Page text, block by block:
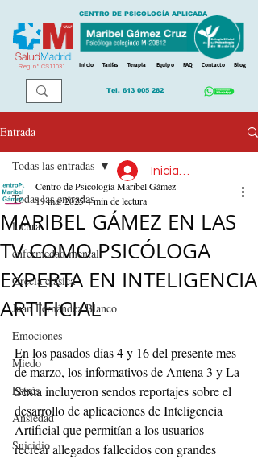
Reg. nº CS11031
CENTRO DE PSICOLOGÍA APLICADA
Inicio Tarifas Terapia Equipo FAQ Contacto Blog
Tel. 613 005 282
Entrada
Todas las entradas
locura
enfermedad mental
Grecia clásica
Juan Fernández Blanco
Emociones
Miedo
Estrés
Ansiedad
Suicidio
Todas las entradas
MARIBEL GÁMEZ EN LAS
TV COMO PSICÓLOGA
EXPERTA EN INTELIGENCIA
ARTIFICIAL
Centro de Psicología Maribel Gámez
19 mar 20254 min de lectura
En los pasados días 4 y 16 del presente mes
de marzo, los informativos de Antena 3 y La
Sexta incluyeron sendos reportajes sobre el
desarrollo de aplicaciones de Inteligencia
Artificial que permitían a los usuarios
recrear allegados fallecidos con grandes
Iniciar sesión